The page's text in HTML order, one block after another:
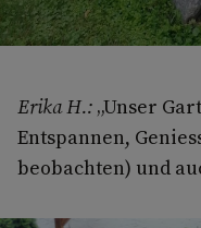
Erika H.: „Unser
Entspannen,
beobachten) und